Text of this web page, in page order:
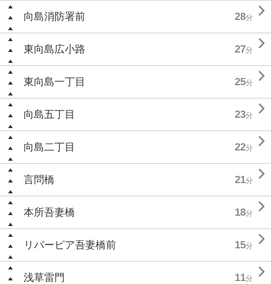
向島消防署前 28分 
東向島広小路 27分 
東向島一丁目 25分 
向島五丁目 23分 
向島二丁目 22分 
言問橋 21分 
本所吾妻橋 18分 
リバーピア吾妻橋前 15分 
浅草雷門 11分 